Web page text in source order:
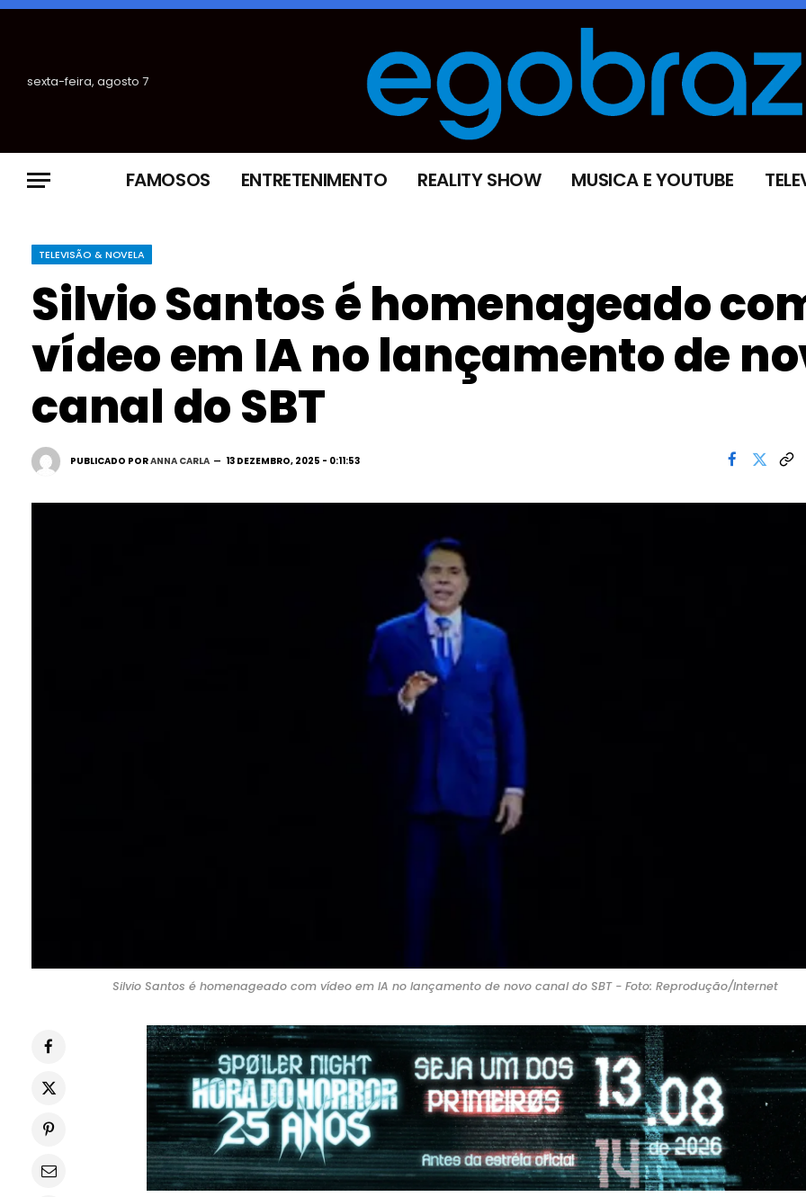
sexta-feira, agosto 7
FAMOSOS ENTRETENIMENTO REALITY SHOW MUSICA E YOUTUBE
TELEVISÃO & NOVELA
Silvio Santos é homenageado
vídeo em IA no lançamento de
canal do SBT
PUBLICADO PORANNA CARLA 13 DEZEMBRO, 2025 - 0:11:53
Silvio Santos é homenageado com vídeo em IA no lançamento de novo canal do SBT - Foto: Reprodução/Internet